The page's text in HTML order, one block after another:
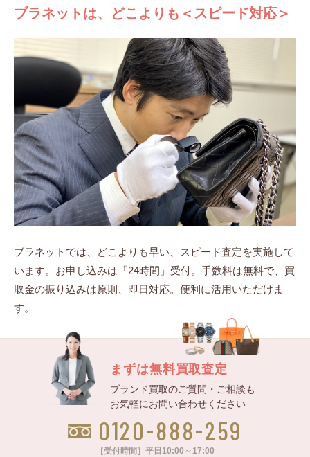
ブラネットは、どこよりも＜スピード対応＞
ブラネットでは、どこよりも早い、スピード査定を実施して
います。 お申し込みは「24時間」受付。手数料は無料で、買
取金の振り込みは原則、即日対応。 便利に活用いただけま
す。
まずは無料買取査定
ブランド買取のご質問・ご相談も
お気軽にお問い合わせください
0120-888-259
［受付時間］平日10:00～17:00